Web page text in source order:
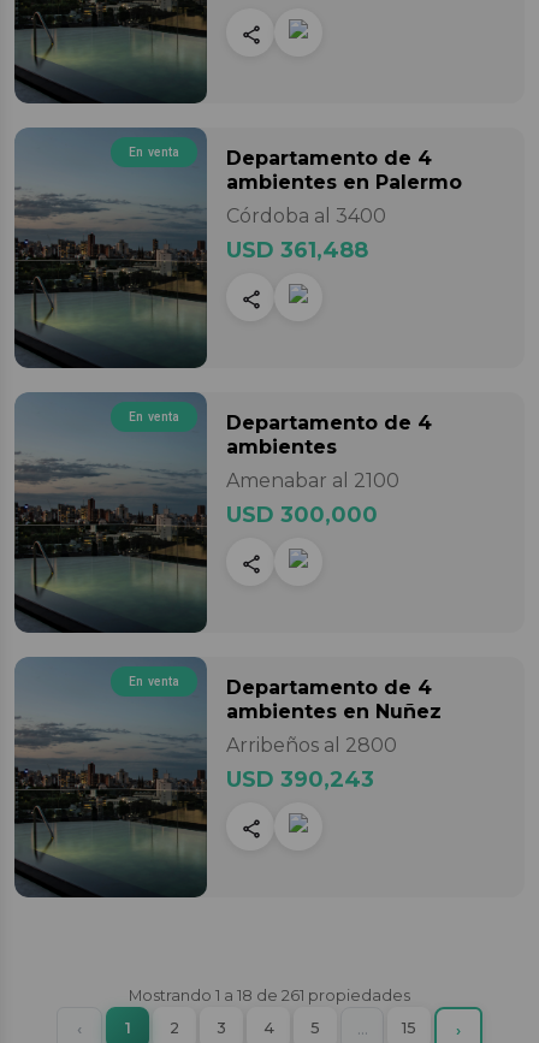
En venta Departamento de 4
ambientes en Palermo
Córdoba al 3400
USD 361,488
En venta Departamento de 4
ambientes
Amenabar al 2100
USD 300,000
En venta Departamento de 4
ambientes en Nuñez
Arribeños al 2800
USD 390,243
Mostrando 1 a 18 de 261 propiedades
‹ Previous
1(current)
2 3 4 5 …More15 ›Next